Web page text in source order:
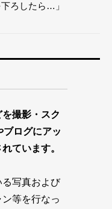
ろしたら…」
撮影・スク
ブログにアッ
ています。
写真および
等を行なっ